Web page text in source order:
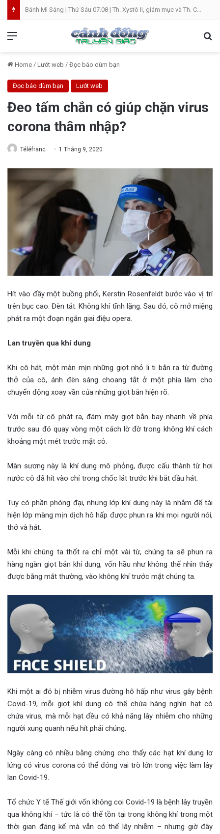
Bánh Mì Sáng | Thứ Sáu 07.08 | Th. Xystô II, giám mục và Th. Cajêtanô, linh mục
Home / Lướt web / Đọc báo dùm bạn
Đọc báo dùm bạn Lướt web
Đeo tấm chắn có giúp chặn virus
corona thâm nhập?
Téléfranc 1 Tháng 9, 2020
Hít vào đầy một buồng phổi, Kerstin Rosenfeldt bước vào vị trí
trên bục cao. Đèn tắt. Không khí tĩnh lặng. Sau đó, cô mở miệng
phát ra một đoạn ngắn giai điệu opera.
Lan truyền qua khí dung
Khi cô hát, một màn mịn những giọt nhỏ li ti bắn ra từ đường
thở của cô, ánh đèn sáng choang tắt ở một phía làm cho
chuyển động xoay vần của những giọt bắn hiện rõ.
Với mỗi từ cô phát ra, đám mây giọt bắn bay nhanh về phía
trước sau đó quay vòng một cách lờ đờ trong không khí cách
khoảng một mét trước mặt cô.
Màn sương này là khí dung mô phỏng, được cấu thành từ hơi
nước cô đã hít vào chỉ trong chốc lát trước khi bắt đầu hát.
Tuy có phần phóng đại, nhưng lớp khí dung này là nhằm để tái
hiện lớp màng mịn dịch hô hấp được phun ra khi mọi người nói,
thở và hát.
Mỗi khi chúng ta thốt ra chỉ một vài từ, chúng ta sẽ phun ra
hàng ngàn giọt bắn khí dung, vốn hầu như không thể nhìn thấy
được bằng mắt thường, vào không khí trước mặt chúng ta.
Khi một ai đó bị nhiễm virus đường hô hấp như virus gây bệnh
Covid-19, mỗi giọt khí dung có thể chứa hàng nghìn hạt có
chứa virus, mà mỗi hạt đều có khả năng lây nhiễm cho những
người xung quanh nếu hít phải chúng.
Ngày càng có nhiều bằng chứng cho thấy các hạt khí dung lơ
lửng có virus corona có thể đóng vai trò lớn trong việc làm lây
lan Covid-19.
Tổ chức Y tế Thế giới vốn không coi Covid-19 là bệnh lây truyền
qua không khí – tức là có thể tồn tại trong không khí trong một
thời gian đáng kể mà vẫn có thể lây nhiễm – nhưng giờ đây